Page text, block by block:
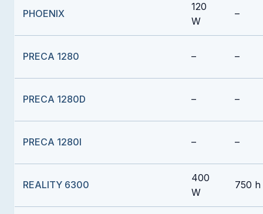
PHOENIX
120
W
–
PRECA 1280 – –
PRECA 1280D – –
PRECA 1280I – –
REALITY 6300
400
W
750 h